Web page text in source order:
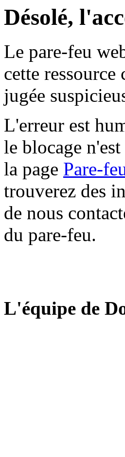
Désolé,
Le pare-feu
cette ressource
jugée
L'erreur est
le blocage
la page Pare-
trouverez des
de nous
du pare-feu.
L'équipe de